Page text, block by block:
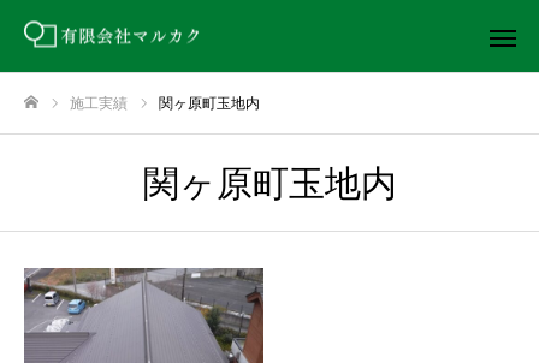
施工実績 関ヶ原町玉地内
関ヶ原町玉地内